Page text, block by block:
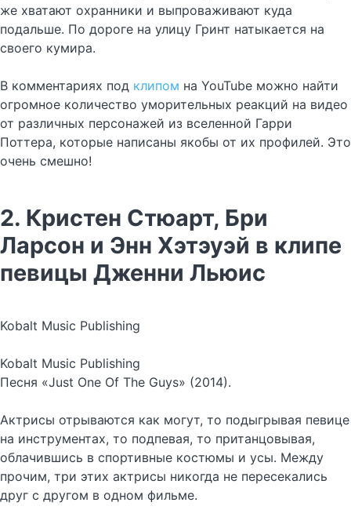
же хватают охранники и выпроваживают куда
подальше. По дороге на улицу Гринт натыкается на
своего кумира.
В комментариях под клипом на YouTube можно найти
огромное количество уморительных реакций на видео
от различных персонажей из вселенной Гарри
Поттера, которые написаны якобы от их профилей. Это
очень смешно!
2. Кристен Стюарт, Бри
Ларсон и Энн Хэтэуэй в клипе
певицы Дженни Льюис
Kobalt Music Publishing
Kobalt Music Publishing
Песня «Just One Of The Guys» (2014).
Актрисы отрываются как могут, то подыгрывая певице
на инструментах, то подпевая, то пританцовывая,
облачившись в спортивные костюмы и усы. Между
прочим, три этих актрисы никогда не пересекались
друг с другом в одном фильме.